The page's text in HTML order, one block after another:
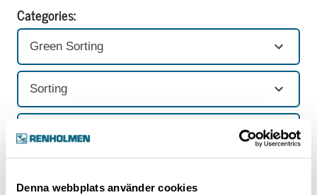
Denna webbplats använder cookies
Categories:
Green Sorting
Sorting
All